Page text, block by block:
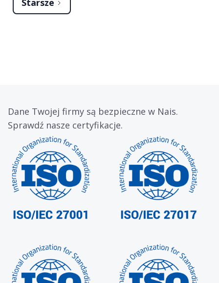
Starsze
Dane Twojej firmy są bezpieczne w Nais.
Sprawdź nasze certyfikacje.